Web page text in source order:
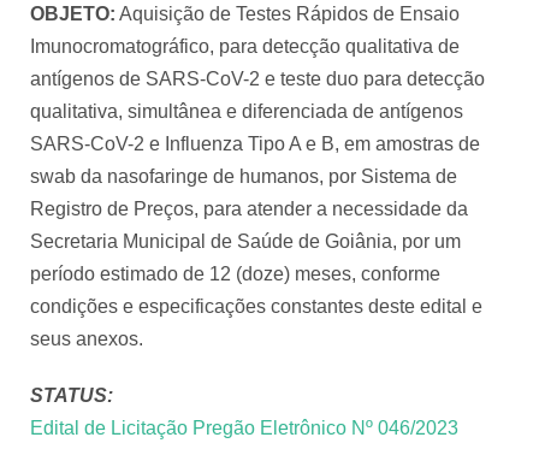
OBJETO: Aquisição de Testes Rápidos de Ensaio
Imunocromatográfico, para detecção qualitativa de
antígenos de SARS-CoV-2 e teste duo para detecção
qualitativa, simultânea e diferenciada de antígenos
SARS-CoV-2 e Influenza Tipo A e B, em amostras de
swab da nasofaringe de humanos, por Sistema de
Registro de Preços, para atender a necessidade da
Secretaria Municipal de Saúde de Goiânia, por um
período estimado de 12 (doze) meses, conforme
condições e especificações constantes deste edital e
seus anexos.
STATUS:
Edital de Licitação Pregão Eletrônico Nº 046/2023